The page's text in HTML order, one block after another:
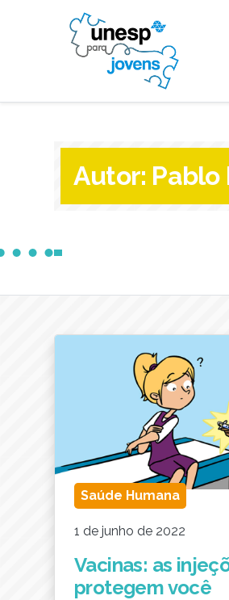
Autor: Pablo
Saúde Humana
1 de junho de 2022
Vacinas: as
protegem você